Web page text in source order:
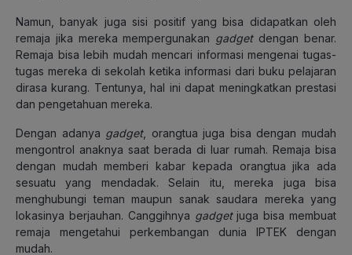
Namun, banyak juga sisi positif yang bisa didapatkan oleh
remaja jika mereka mempergunakan gadget dengan benar.
Remaja bisa lebih mudah mencari informasi mengenai tugas-
tugas mereka di sekolah ketika informasi dari buku pelajaran
dirasa kurang. Tentunya, hal ini dapat meningkatkan prestasi
dan pengetahuan mereka.
Dengan adanya gadget, orangtua juga bisa dengan mudah
mengontrol anaknya saat berada di luar rumah. Remaja bisa
dengan mudah memberi kabar kepada orangtua jika ada
sesuatu yang mendadak. Selain itu, mereka juga bisa
menghubungi teman maupun sanak saudara mereka yang
lokasinya berjauhan. Canggihnya gadget juga bisa membuat
remaja mengetahui perkembangan dunia IPTEK dengan
mudah.